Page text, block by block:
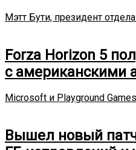
Мэтт Бути, президент
Forza Horizon 5
с американскими
Microsoft и Playground
Вышел новый